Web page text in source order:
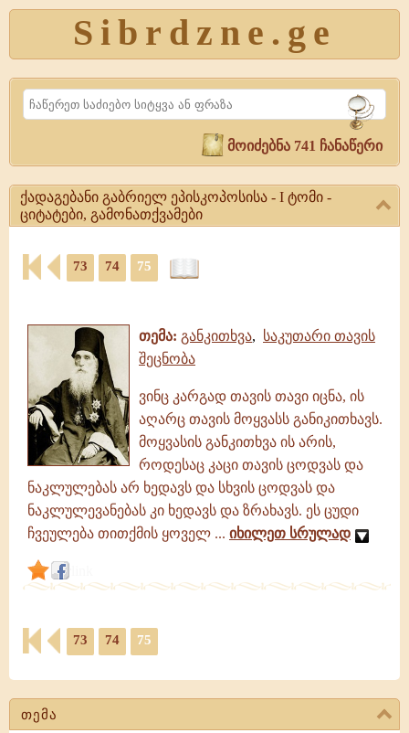
Sibrdzne.ge
Search
მოიძებნა 741 ჩანაწერი
თემა
ქადაგებანი გაბრიელ ეპისკოპოსისა - I ტომი -
ციტატები, გამონათქვამები
გაბრიელ
ეპისკოპოსისა
ციტატები,
გამონათქვამები
ქადაგებანი
გაბრიელ
ეპისკოპოსისა
ტომი
გამონათქვამები
73 74 75
თემა: განკითხვა, საკუთარი თავის
შეცნობა
ვინც კარგად თავის თავი იცნა, ის
აღარც თავის მოყვასს განიკითხავს.
მოყვასის განკითხვა ის არის,
როდესაც კაცი თავის ცოდვას და
ნაკლულებას არ ხედავს და სხვის ცოდვას და
ნაკლულევანებას კი ხედავს და ზრახავს. ეს ცუდი
ჩვეულება თითქმის ყოველ ... იხილეთ სრულად
73 74 75